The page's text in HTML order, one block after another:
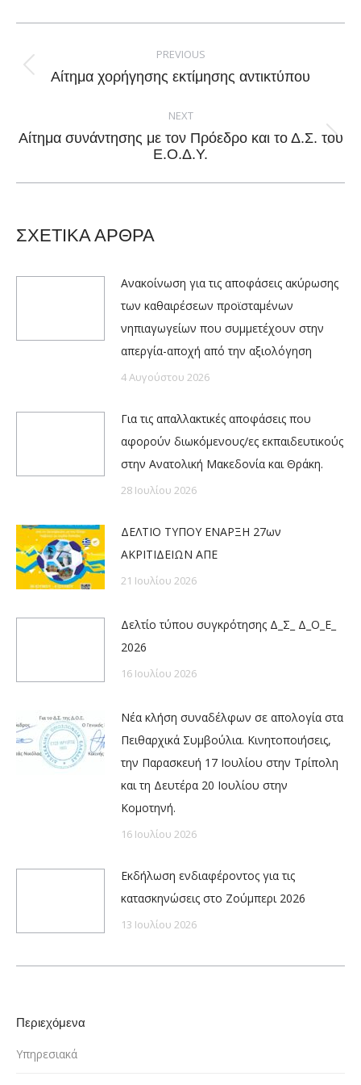
Facebook
X
PinterestLinkedIn
navigation
PREVIOUS
Previous
Αίτημα χορήγησης εκτίμησης αντικτύπου
NEXT
Next
Αίτημα συνάντησης με τον Πρόεδρο και το Δ.Σ. του
Ε.Ο.Δ.Υ.
ΣΧΕΤΙΚΑ ΑΡΘΡΑ
Ανακοίνωση για τις αποφάσεις ακύρωσης
των καθαιρέσεων προϊσταμένων
νηπιαγωγείων που συμμετέχουν στην
απεργία-αποχή από την αξιολόγηση
4 Αυγούστου 2026
Για τις απαλλακτικές αποφάσεις που
αφορούν διωκόμενους/ες εκπαιδευτικούς
στην Ανατολική Μακεδονία και Θράκη.
28 Ιουλίου 2026
ΔΕΛΤΙΟ ΤΥΠΟΥ ΕΝΑΡΞΗ 27ων
ΑΚΡΙΤΙΔΕΙΩΝ ΑΠΕ
21 Ιουλίου 2026
Δελτίο τύπου συγκρότησης Δ_Σ_ Δ_Ο_Ε_
2026
16 Ιουλίου 2026
Νέα κλήση συναδέλφων σε απολογία στα
Πειθαρχικά Συμβούλια. Κινητοποιήσεις,
την Παρασκευή 17 Ιουλίου στην Τρίπολη
και τη Δευτέρα 20 Ιουλίου στην
Κομοτηνή.
16 Ιουλίου 2026
Εκδήλωση ενδιαφέροντος για τις
κατασκηνώσεις στο Ζούμπερι 2026
13 Ιουλίου 2026
Περιεχόμενα
Υπηρεσιακά